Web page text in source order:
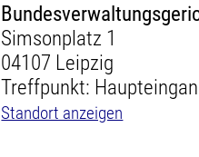
Simsonplatz 1
04107 Leipzig
Treffpunkt:
Standort anzeigen